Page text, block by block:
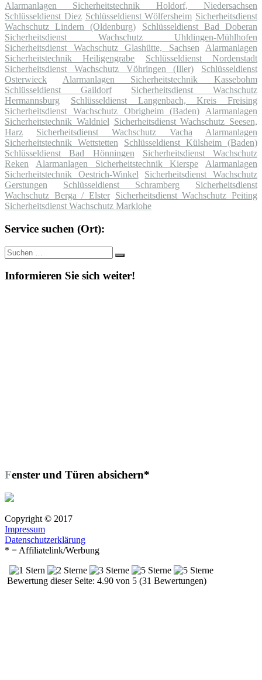
Alarmanlagen Sicherheitstechnik Holdorf, Niedersachsen
Schlüsseldienst Diez Schlüsseldienst Wölfersheim Sicherheitsdienst
Wachschutz Lindern (Oldenburg)
Schlüsseldienst Bad Doberan
Sicherheitsdienst Wachschutz Uhldingen-Mühlhofen
Sicherheitsdienst Wachschutz Glashütte, Sachsen
Alarmanlagen
Sicherheitstechnik Heiligengrabe
Schlüsseldienst Nordenstadt
Sicherheitsdienst Wachschutz Vöhringen (Iller)
Schlüsseldienst
Osterwieck
Alarmanlagen Sicherheitstechnik Kassebohm
Schlüsseldienst Gaildorf
Sicherheitsdienst Wachschutz
Hermannsburg
Schlüsseldienst Langenbach, Kreis Freising
Sicherheitsdienst Wachschutz Obrigheim (Baden)
Alarmanlagen
Sicherheitstechnik Waldniel Sicherheitsdienst Wachschutz Seesen,
Harz
Sicherheitsdienst Wachschutz Vacha
Alarmanlagen
Sicherheitstechnik Wettstetten
Schlüsseldienst Külsheim (Baden)
Schlüsseldienst Bad Hönningen
Sicherheitsdienst Wachschutz
Reken
Alarmanlagen Sicherheitstechnik Kierspe
Alarmanlagen
Sicherheitstechnik Oestrich-Winkel
Sicherheitsdienst Wachschutz
Gerstungen
Schlüsseldienst Schramberg
Sicherheitsdienst
Wachschutz Berga / Elster Sicherheitsdienst Wachschutz Peiting
Sicherheitsdienst Wachschutz Marklohe
Service suchen (Ort):
Suche
nach:
Suchen
Informieren Sie sich weiter!
Fenster und Türen absichern*
Copyright © 2017
Impressum
Datenschutzerklärung
* = Affiliatelink/Werbung
Bewertung dieser Seite: 4.90 von 5 (31 Bewertungen)